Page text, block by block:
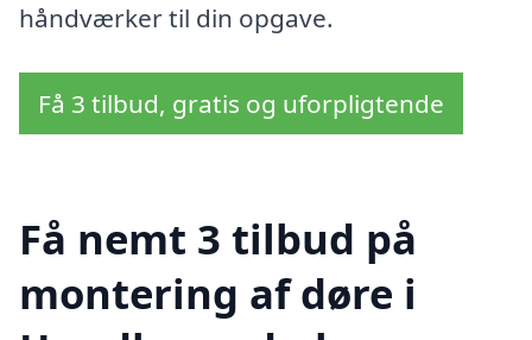
håndværker til din opgave.
Få 3 tilbud, gratis og uforpligtende
Få nemt 3 tilbud på
montering af døre i